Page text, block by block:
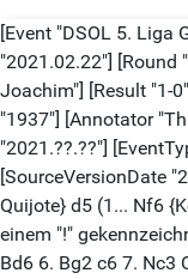
[Event "DSOL 5. Liga
"2021.02.22"] [Round
Joachim"] [Result "1-
"1937"] [Annotator
"2021.??.??"]
[SourceVersionDate
Quijote} d5 (1... Nf6
einem "!"
Bd6 6. Bg2 c6 7. Nc3